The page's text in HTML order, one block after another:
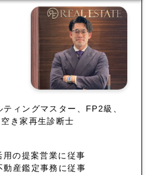
ィングマスター、FP2級、
き家再生診断士
の提案営業に従事
動産鑑定事務に従事